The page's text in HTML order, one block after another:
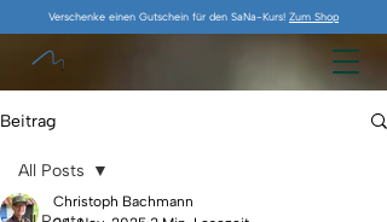
Verschenke einen Gutschein für den SaNa-Kurs! Zum Shop
Beitrag
All Posts
Christoph Bachmann